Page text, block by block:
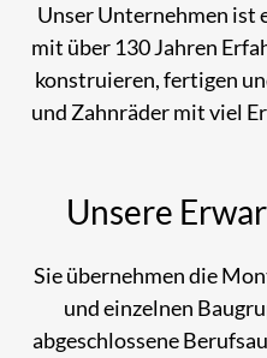
Unser Unternehmen ist
mit über 130 Jahren
konstruieren, fertigen
und Zahnräder mit viel
Unsere
Sie übernehmen die
und einzelnen
abgeschlossene